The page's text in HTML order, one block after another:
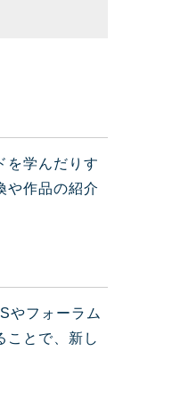
を学んだりす
や作品の紹介
やフォーラム
ことで、新し